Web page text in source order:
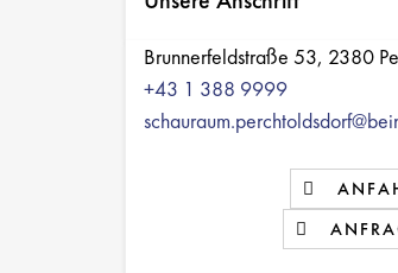
Brunnerfeldstraße 53, 2380
+43 1 388 9999